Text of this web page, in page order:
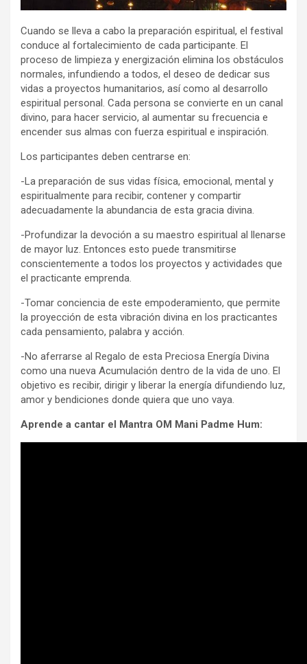
Cuando se lleva a cabo la preparación espiritual, el festival
conduce al fortalecimiento de cada participante. El
proceso de limpieza y energización elimina los obstáculos
normales, infundiendo a todos, el deseo de dedicar sus
vidas a proyectos humanitarios, así como al desarrollo
espiritual personal. Cada persona se convierte en un canal
divino, para hacer servicio, al aumentar su frecuencia e
encender sus almas con fuerza espiritual e inspiración.
Los participantes deben centrarse en:
-La preparación de sus vidas física, emocional, mental y
espiritualmente para recibir, contener y compartir
adecuadamente la abundancia de esta gracia divina.
-Profundizar la devoción a su maestro espiritual al llenarse
de mayor luz. Entonces esto puede transmitirse
conscientemente a todos los proyectos y actividades que
el practicante emprenda.
-Tomar conciencia de este empoderamiento, que permite
la proyección de esta vibración divina en los practicantes
cada pensamiento, palabra y acción.
-No aferrarse al Regalo de esta Preciosa Energía Divina
como una nueva Acumulación dentro de la vida de uno. El
objetivo es recibir, dirigir y liberar la energía difundiendo luz,
amor y bendiciones donde quiera que uno vaya.
Aprende a cantar el Mantra OM Mani Padme Hum: